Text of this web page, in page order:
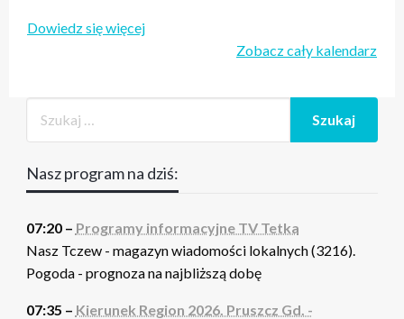
Dowiedz się więcej
Zobacz cały kalendarz
Nasz program na dziś:
07:20 – Programy informacyjne TV Tetka
Nasz Tczew - magazyn wiadomości lokalnych (3216).
Pogoda - prognoza na najbliższą dobę
07:35 – Kierunek Region 2026. Pruszcz Gd. -